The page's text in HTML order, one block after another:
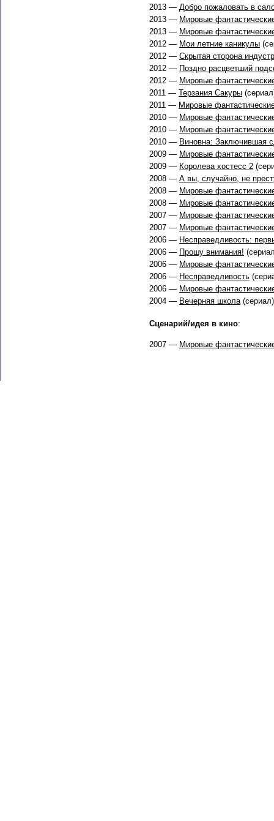
2013 — Добро пожаловать в
2013 — Мировые
2013 — Мировые
2012 — Мои летние каникулы
2012 — Скрытая сторона
2012 — Поздно расцветший
2012 — Мировые
2011 — Терзания Сакуры
2011 — Мировые
2010 — Мировые
2010 — Мировые
2010 — Виновна: Заключившая
2009 — Мировые
2009 — Королева хостесс 2
2008 — А вы, случайно, не
2008 — Мировые
2008 — Мировые
2007 — Мировые
2007 — Мировые
2006 — Несправедливость:
2006 — Прошу внимания!
2006 — Мировые
2006 — Несправедливость
2006 — Мировые
2004 — Вечерняя школа(сериал)
Сценарий/идея в кино:
2007 — Мировые